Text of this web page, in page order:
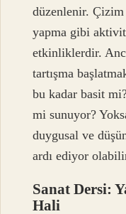
düzenlenir.
yapma gibi
etkinliklerdir.
tartışma
bu kadar basit
mi sunuyor?
duygusal ve
ardı ediyor
Sanat Dersi:
Hali